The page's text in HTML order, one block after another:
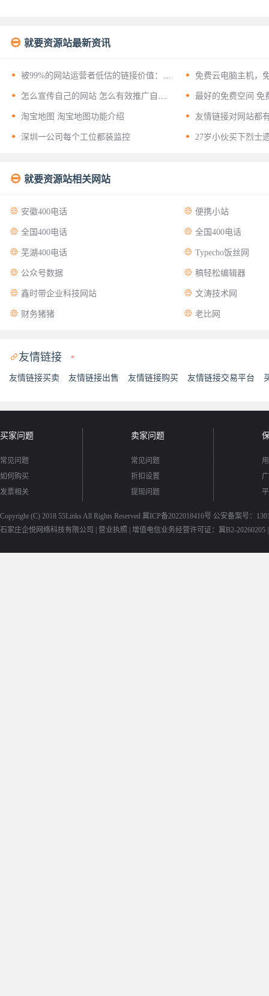
 就要资源站最新资讯
 被99%的网站运营者低估的链接价值：揭
开友情链接背后的十二层战略意义
 免费云电脑主机，
 怎么宣传自己的网站 怎么有效推广自己
的网站？
 最好的免费空间 免
 淘宝地图 淘宝地图功能介绍  友情链接对网站都
 深圳一公司每个工位都装监控  27岁小伙买下烈士
 就要资源站相关网站
 安徽400电话  便携小站
 全国400电话  全国400电话
 芜湖400电话  Typecho饭丝网
 公众号数据  稿轻松编辑器
 鑫时带企业科技网站  文涛技术网
 财务猪猪  老比网
友情链接 *
友情链接买卖 友情链接出售 友情链接购买 友情链接交易平台
买家问题
常见问题
如何购买
发票相关
卖家问题
常见问题
折扣设置
提现问题
Copyright (C) 2018 55Links All Rights Reserved 冀ICP备2022018416号 公安备案号：
石家庄企悦网络科技有限公司 | 营业执照 增值电信业务经营许可证：冀B2-20260205